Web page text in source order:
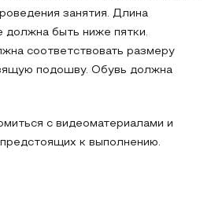
занятия. Длина
должна быть ниже пятки.
соответствовать размеру
подошву. Обувь должна
с видеоматериалами и
к выполнению.